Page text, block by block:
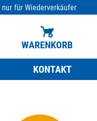
nur für Wiederverkäufer
WARENKORB
KONTAKT